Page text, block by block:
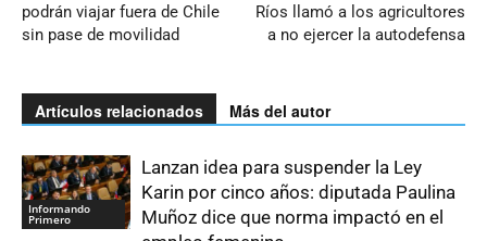
podrán viajar fuera de Chile
sin pase de movilidad
Ríos llamó a los agricultores
a no ejercer la autodefensa
Artículos relacionados Más del autor
Informando
Primero
Lanzan idea para suspender la Ley
Karin por cinco años: diputada Paulina
Muñoz dice que norma impactó en el